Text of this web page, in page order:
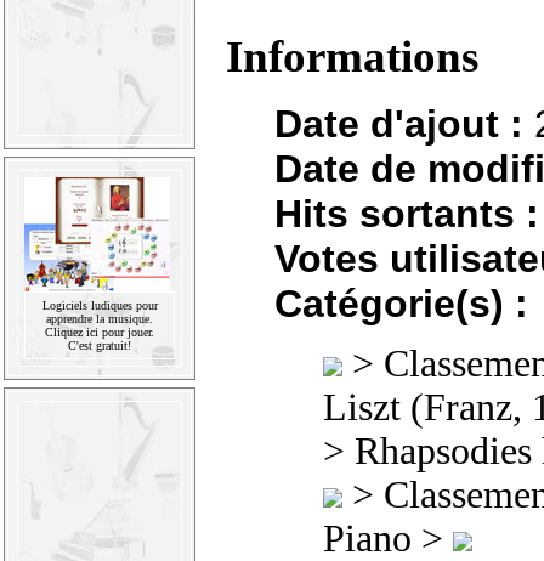
Logiciels ludiques pour
apprendre la musique.
Cliquez ici pour jouer.
C'est gratuit!
Informations
Date d'ajout :
Date de
Hits sortants :
Votes
Catégorie(s) :
>
Liszt (Franz,
>
>
Piano >